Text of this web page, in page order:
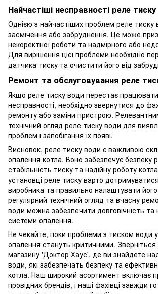
Найчастіші несправності реле тиску
Однією з найчастіших проблем реле тиску
засмічення або забруднення. Це може
некоректної роботи та надмірного або
Для вирішення цієї проблеми необхідно
датчика тиску та очистити його від
Ремонт та обслуговування реле
Якщо реле тиску води перестає працювати
несправності, необхідно звернутися до
ремонту або заміни пристрою.
технічний огляд реле тиску води для
проблем і запобігання їх появі.
Висновок, реле тиску води є важливою
опалення котла. Воно забезпечує безпеку
стабільність тиску та надійну роботу
установці реле тиску варто
виробника та правильно налаштувати
регулярний технічний огляд та вчасну
води можна забезпечити довговічність та
системи опалення.
Не чекайте, поки проблеми з тиском води
опалення стануть критичними. Зверніться
магазину 'Доктор Хаус', де ви знайдете
води, які забезпечать безпеку та
котла. Наш широкий асортимент включає
провідних брендів, і наші фахівці завжди